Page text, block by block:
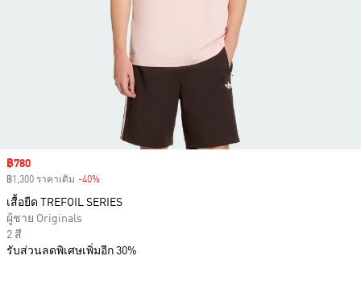
Sale price
฿780
฿1,300 ราคาเดิม -40%
เสื้อยืด TREFOIL SERIES
ผู้ชาย Originals
2 สี
รับส่วนลดพิเศษเพิ่มอีก 30%